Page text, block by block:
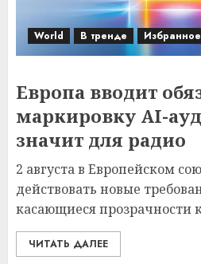
World В тренде Избранное
Европа вводит
маркировку AI-
значит для радио
2 августа в Европейском
действовать новые
касающиеся прозрачности
ЧИТАТЬ ДАЛЕЕ